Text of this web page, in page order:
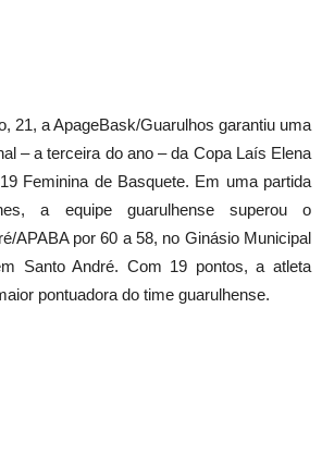
, 21, a ApageBask/Guarulhos garantiu uma
– a terceira do ano – da Copa Laís Elena
Feminina de Basquete. Em uma partida
a equipe guarulhense superou o
APABA por 60 a 58, no Ginásio Municipal
Santo André. Com 19 pontos, a atleta
pontuadora do time guarulhense.